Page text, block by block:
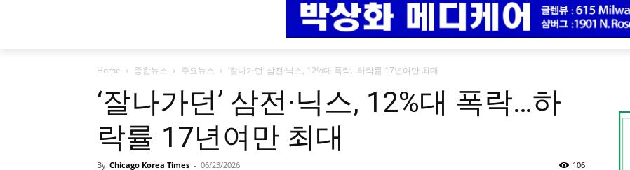
Home 종합뉴스 주요뉴스 ‘잘나가던’ 삼전·닉스, 12%대 폭락…하락률 17년여만 최대
‘잘나가던’ 삼전·닉스, 12%대 폭락…하
락률 17년여만 최대
By Chicago Korea Times - 06/23/2026 106